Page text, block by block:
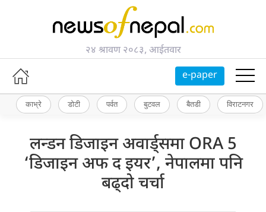
२४ श्रावण २०८३, आईतवार
e-paper
काभ्रे डोटी पर्वत बुटवल बैतडी विराटनगर
लन्डन डिजाइन अवार्ड्समा ORA 5
‘डिजाइन अफ द इयर’, नेपालमा पनि
बढ्दो चर्चा